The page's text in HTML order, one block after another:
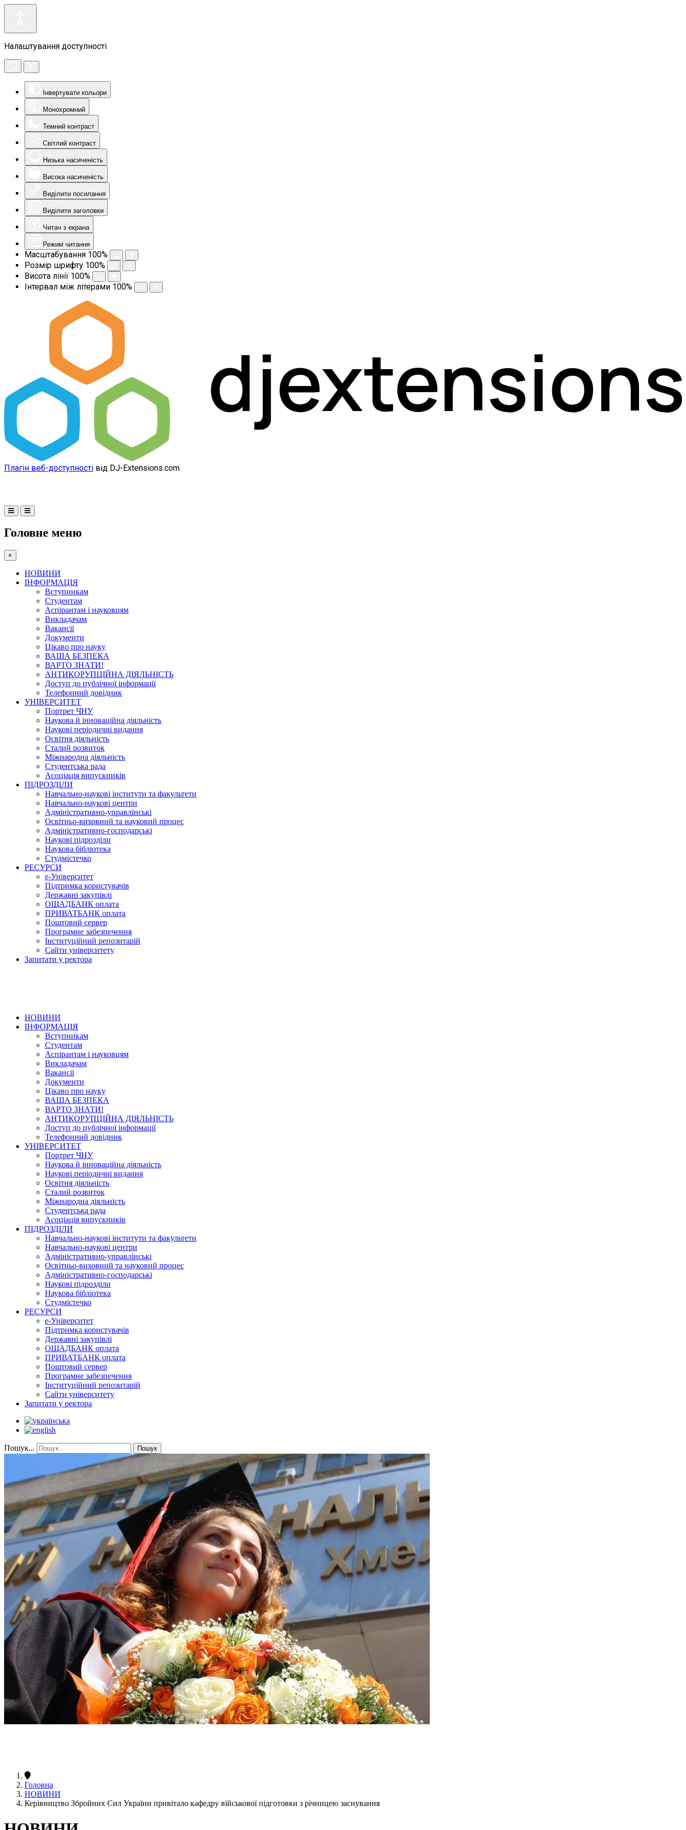
Налаштування доступності
Інвертувати кольори
Монохромний
Темний контраст
Світлий контраст
Низька насиченість
Висока насиченість
Виділити посилання
Виділити заголовки
Читач з екрана
Режим читання
Масштабування 100%
Розмір шрифту 100%
Висота лінії 100%
Інтервал між літерами 100%
Плагін веб-доступності від DJ-Extensions.com
Головне меню
×
НОВИНИ
ІНФОРМАЦІЯ
Вступникам
Студентам
Аспірантам і науковцям
Викладачам
Вакансії
Документи
Цікаво про науку
ВАША БЕЗПЕКА
ВАРТО ЗНАТИ!
АНТИКОРУПЦІЙНА ДІЯЛЬНІСТЬ
Доступ до публічної інформації
Телефонний довідник
УНІВЕРСИТЕТ
Портрет ЧНУ
Наукова й інноваційна діяльність
Наукові періодичні видання
Освітня діяльність
Сталий розвиток
Міжнародна діяльність
Студентська рада
Асоціація випускників
ПІДРОЗДІЛИ
Навчально-наукові інститути та факультети
Навчально-наукові центри
Адміністративно-управлінські
Освітньо-виховний та науковий процес
Адміністративно-господарські
Наукові підрозділи
Наукова бібліотека
Студмістечко
РЕСУРСИ
е-Університет
Підтримка користувачів
Державні закупівлі
ОЩАДБАНК оплата
ПРИВАТБАНК оплата
Поштовий сервер
Програмне забезпечення
Інституційний репозитарій
Сайти університету
Запитати у ректора
НОВИНИ
ІНФОРМАЦІЯ
Вступникам
Студентам
Аспірантам і науковцям
Викладачам
Вакансії
Документи
Цікаво про науку
ВАША БЕЗПЕКА
ВАРТО ЗНАТИ!
АНТИКОРУПЦІЙНА ДІЯЛЬНІСТЬ
Доступ до публічної інформації
Телефонний довідник
УНІВЕРСИТЕТ
Портрет ЧНУ
Наукова й інноваційна діяльність
Наукові періодичні видання
Освітня діяльність
Сталий розвиток
Міжнародна діяльність
Студентська рада
Асоціація випускників
ПІДРОЗДІЛИ
Навчально-наукові інститути та факультети
Навчально-наукові центри
Адміністративно-управлінські
Освітньо-виховний та науковий процес
Адміністративно-господарські
Наукові підрозділи
Наукова бібліотека
Студмістечко
РЕСУРСИ
е-Університет
Підтримка користувачів
Державні закупівлі
ОЩАДБАНК оплата
ПРИВАТБАНК оплата
Поштовий сервер
Програмне забезпечення
Інституційний репозитарій
Сайти університету
Запитати у ректора
Пошук... Пошук
Головна
НОВИНИ
Керівництво Збройних Сил України привітало кафедру військової підготовки з річницею заснування